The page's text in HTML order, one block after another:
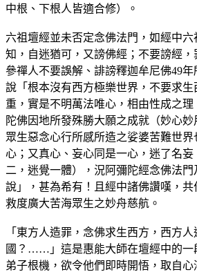
中根、下根人皆適合修）。
六祖壇經並未否定念佛法門，如經中
知，自迷猶可，又謗佛經；不要謗經
參禪人不要誤解、誹謗釋迦牟尼佛49
說「根本沒有西方極樂世界，不要求
重，實是不明萬法唯心，相由性成之
陀佛因地所發殊勝大願之成就（妙心
眾生惡念心行所感所造之娑婆苦難世
心；又真心、妄心同是一心，迷了名
二，迷覺一體），況阿彌陀經念佛法
說」，甚為希有！且經中諸佛讚嘆，
救度廣大苦海眾生之妙舟慈航。
「東方人造罪，念佛求生西方，西方
國？……」這是惠能大師在壇經中的一
弟子根機，欲令他們即時開悟，取自